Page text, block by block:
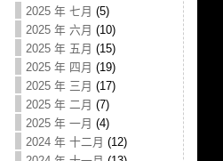
2025 年 七月 (5)
2025 年 六月 (10)
2025 年 五月 (15)
2025 年 四月 (19)
2025 年 三月 (17)
2025 年 二月 (7)
2025 年 一月 (4)
2024 年 十二月 (12)